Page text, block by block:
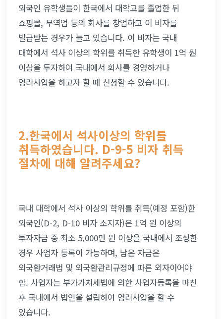
외국인 유학생들이 한국에서 대학교를 졸업한 뒤
쇼핑몰, 무역업 등의 회사를 창업하고 이 비자를
발급받는 경우가 늘고 있습니다. 이 비자는 국내
대학에서 석사 이상의 학위를 취득한 유학생이 1억 원
이상을 투자하여 국내에서 회사를 경영하거나
영리사업을 하고자 할 때 신청할 수 있습니다.
2.한국에서 석사이상의 학위를
취득하였습니다. D-9-5 비자 취득
절차에 대해 알려주세요?
국내 대학에서 석사 이상의 학위를 취득(예정 포함)한
외국인(D-2, D-10 비자 소지자)은 1억 원 이상의
투자자금 중 최소 5,000만 원 이상을 국내에서 조성한
경우 사업자 등록이 가능하며, 남은 자금은
외국환거래법 및 외국환관리규정에 따른 외자이어야
함. 사업자는 부가가치세법에 의한 사업자등록을 마친
후 국내에서 법인을 설립하여 영리사업을 할 수
있습니다.